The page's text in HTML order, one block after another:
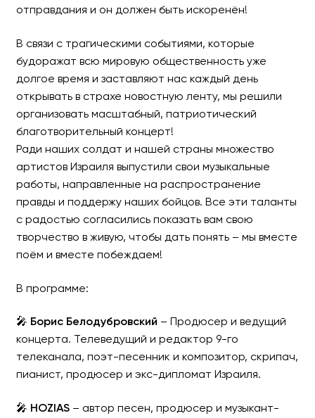
отправдания и он должен быть искоренён!
В связи с трагическими событиями, которые
будоражат всю мировую общественность уже
долгое время и заставляют нас каждый день
открывать в страхе новостную ленту, мы решили
организовать масштабный, патриотический
благотворительный концерт!
Ради наших солдат и нашей страны множество
артистов Израиля выпустили свои музыкальные
работы, направленные на распространение
правды и поддержу наших бойцов. Все эти таланты
с радостью согласились показать вам свою
творчество в живую, чтобы дать понять – мы вместе
поём и вместе побеждаем!
В программе:
🎤 Борис Белодубровский – Продюсер и ведущий
концерта. Телеведущий и редактор 9-го
телеканала, поэт-песенник и композитор, скрипач,
пианист, продюсер и экс-дипломат Израиля.
🎤 HOZIAS– автор песен, продюсер и музыкант-